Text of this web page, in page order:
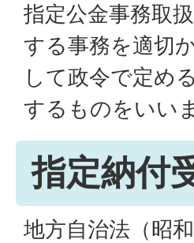
指定公金事務取
する事務を適切
して政令で定め
するものをいい
指定納付
地方自治法（昭